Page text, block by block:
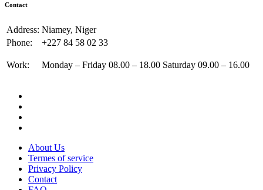
Contact
Address: Niamey, Niger
Phone:
+227 84 58 02 33
Work: Monday – Friday 08.00 – 18.00 Saturday 09.00 – 16.00
About Us
Termes of service
Privacy Policy
Contact